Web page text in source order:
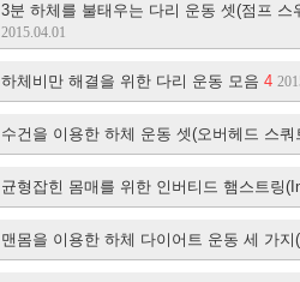
3분 하체를 불태우는 다리 운동 셋(점프
2015.04.01
하체비만 해결을 위한 다리 운동 모음 4
수건을 이용한 하체 운동 셋(오버헤드 스
균형잡힌 몸매를 위한 인버티드 햄스트링
맨몸을 이용한 하체 다이어트 운동 세 가